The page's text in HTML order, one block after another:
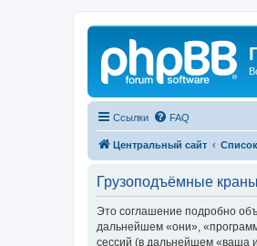
Ссылки FAQ
Центральный сайт
Грузоподъёмные
Это соглашение подробно
дальнейшем «они»,
сессий (в дальнейшем «ваша